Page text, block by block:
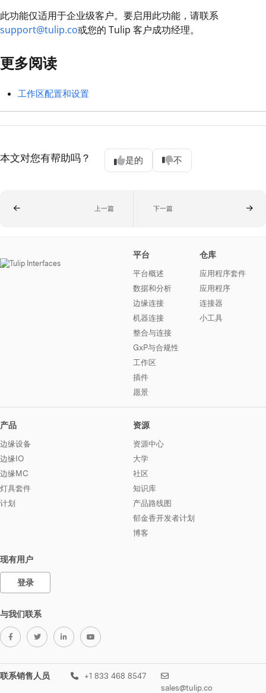
此功能仅适用于企业级客户。要启用此功能，请联系
support@tulip.co或您的 Tulip 客户成功经理。
更多阅读
工作区配置和设置
本文对您有帮助吗？ 是的 不
上一篇 下一篇
平台
平台概述
数据和分析
边缘连接
机器连接
整合与连接
GxP与合规性
工作区
插件
愿景
仓库
应用程序套件
应用程序
连接器
小工具
产品
边缘设备
边缘IO
边缘MC
灯具套件
计划
资源
资源中心
大学
社区
知识库
产品路线图
郁金香开发者计划
博客
现有用户
登录
与我们联系
联系销售人员
+1 833 468 8547
sales@tulip.co